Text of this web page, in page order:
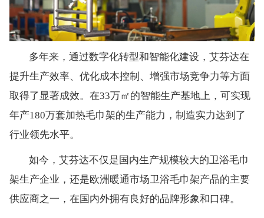
多年来，通过数字化转型和智能化建设，艾芬达在
提升生产效率、优化成本控制、增强市场竞争力等方面
取得了显著成效。在33万㎡的智能生产基地上，可实现
年产180万套加热毛巾架的生产能力，制造实力达到了
行业领先水平。
如今，艾芬达不仅是国内生产规模较大的卫浴毛巾
架生产企业，还是欧洲暖通市场卫浴毛巾架产品的主要
供应商之一，在国内外拥有良好的品牌形象和口碑。